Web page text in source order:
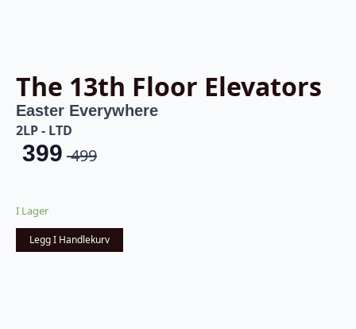
The 13th Floor Elevators
Easter Everywhere
2LP - LTD
499
Opprinnelig
var:
kr 499.
399
Nåværende
er:
kr 399.
I Lager
Legg I Handlekurv